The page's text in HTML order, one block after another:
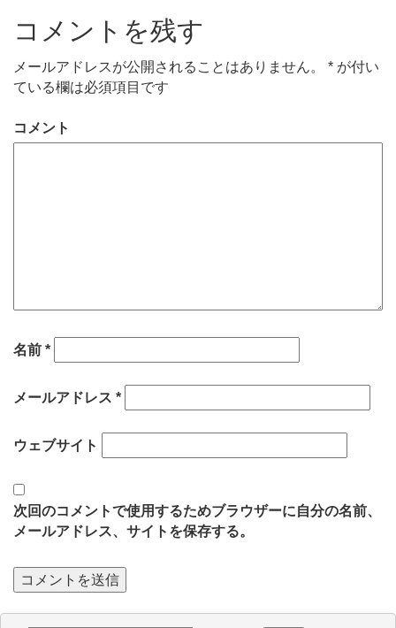
コメントを残す
メールアドレスが公開されることはありません。 * が付い
ている欄は必須項目です
コメント
名前 *
メールアドレス *
ウェブサイト
次回のコメントで使用するためブラウザーに自分の名前、
メールアドレス、サイトを保存する。